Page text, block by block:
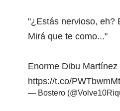
"¿Estás nervioso, eh?
Mirá que te como..."
Enorme Dibu
https://t.co/
— Bostero